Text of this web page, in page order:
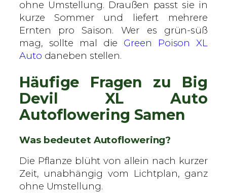
ohne Umstellung. Draußen passt sie in
kurze Sommer und liefert mehrere
Ernten pro Saison. Wer es grün-süß
mag, sollte mal die Green Poison XL
Auto daneben stellen.
Häufige Fragen zu Big
Devil XL Auto
Autoflowering Samen
Was bedeutet Autoflowering?
Die Pflanze blüht von allein nach kurzer
Zeit, unabhängig vom Lichtplan, ganz
ohne Umstellung.